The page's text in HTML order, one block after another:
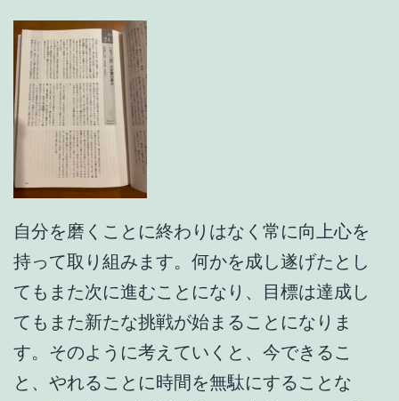
自分を磨くことに終わりはなく常に向上心を
持って取り組みます。何かを成し遂げたとし
てもまた次に進むことになり、目標は達成し
てもまた新たな挑戦が始まることになりま
す。そのように考えていくと、今できるこ
と、やれることに時間を無駄にすることな